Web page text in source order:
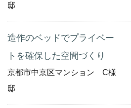
邸
造作のベッドでプライベー
トを確保した空間づくり
京都市中京区マンション C様
邸